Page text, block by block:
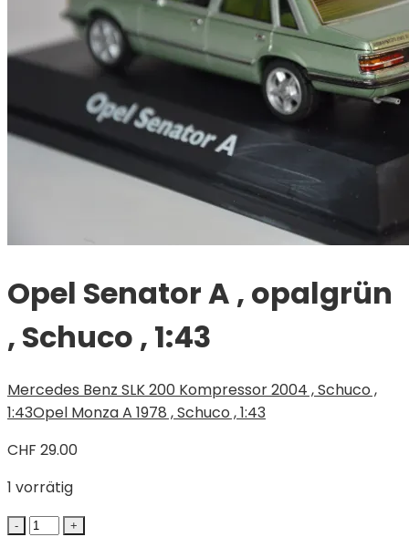
Opel Senator A , opalgrün
, Schuco , 1:43
Mercedes Benz SLK 200 Kompressor 2004 , Schuco ,
1:43Opel Monza A 1978 , Schuco , 1:43
CHF 29.00
1 vorrätig